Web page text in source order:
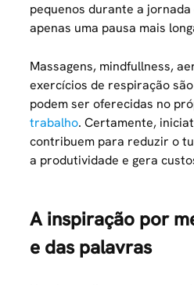
pequenos durante a
apenas uma pausa mais
Massagens, mindfullness,
exercícios de respiração
podem ser oferecidas no
trabalho. Certamente,
contribuem para reduzir o
a produtividade e gera
A inspiração por
e das palavras